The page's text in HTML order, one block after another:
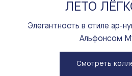
ЛЕТО
Элегантность в стиле ар-
Альфонсом
Смотреть